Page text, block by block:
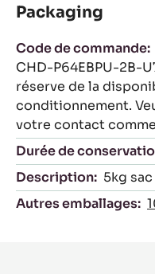
Packaging
Code de commande:
CHD-P64EBPU-2B-
réserve de la
conditionnement.
votre contact
Durée de
Description: 5kg
Autres emballages: